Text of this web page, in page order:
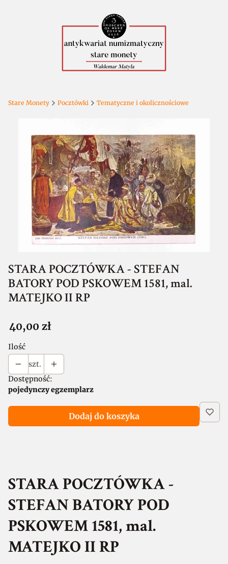
Stare Monety Pocztówki Tematyczne i okolicznościowe
STARA POCZTÓWKA - STEFAN
BATORY POD PSKOWEM 1581, mal.
MATEJKO II RP
Cena
40,00 zł
Ilość
szt.
Dostępność:
pojedynczy egzemplarz
Dodaj do koszyka
STARA POCZTÓWKA -
STEFAN BATORY POD
PSKOWEM 1581, mal.
MATEJKO II RP